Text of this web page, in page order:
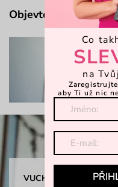
Objevte více
VUCH LABORATORY ×
Co
na
aby Ti už nic